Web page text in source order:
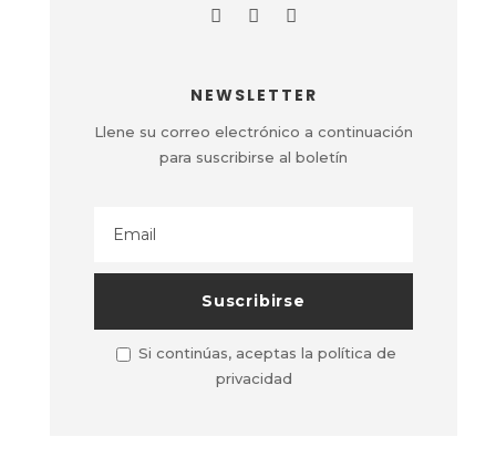
NEWSLETTER
Llene su correo electrónico a continuación
para suscribirse al boletín
Si continúas, aceptas la política de
privacidad